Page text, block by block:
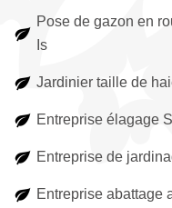
Pose de gazon en
Is
Jardinier taille de
Entreprise élagage
Entreprise de
Entreprise abattage